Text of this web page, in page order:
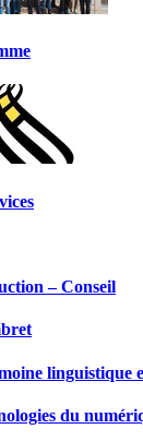
– Conseil
linguistique
du